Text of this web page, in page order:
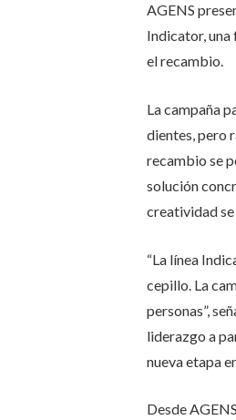
AGENS
Indicator,
el recambio.
La campaña
dientes, pero
recambio se
solución
creatividad
“La línea
cepillo. La
personas”,
liderazgo a
nueva etapa
Desde